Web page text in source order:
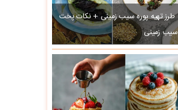
طرز تهیه پوره سیب زمینی + نکات پخت
سیب زمینی